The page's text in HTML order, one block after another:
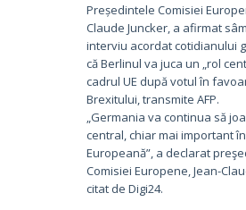
Președintele Comisiei
Claude Juncker, a afirmat
interviu acordat cotidianului
că Berlinul va juca un „rol
cadrul UE după votul în
Brexitului, transmite AFP.
„Germania va continua să
central, chiar mai important
Europeană”, a declarat
Comisiei Europene, Jean-
citat de Digi24.